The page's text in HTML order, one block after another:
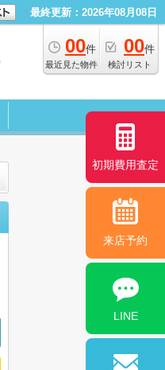
最終更新：2026年08月08日
00件
最近見た物件
00件
検討リスト
初期費用査定
来店予約
LINE